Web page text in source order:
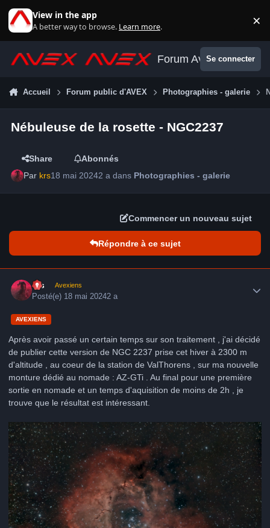
View in the app
A better way to browse. Learn more. ×
Forum AvexSe connecter
Accueil Forum public d'AVEX Photographies - galerie
Nébuleuse de la rosette - NGC2237
Share
Abonnés
Par krs18 mai 20242 a dans Photographies - galerie
Commencer un nouveau sujet
Répondre à ce sujet
krs Avexiens
Posté(e) 18 mai 20242 a
AVEXIENS
Après avoir passé un certain temps sur son traitement , j'ai décidé
de publier cette version de NGC 2237 prise cet hiver à 2300 m
d'altitude , au coeur de la station de ValThorens , sur ma nouvelle
monture dédié au nomade : AZ-GTi . Au final pour une première
sortie en nomade et un temps d'aquisition de moins de 2h , je
trouve que le résultat est intéressant.